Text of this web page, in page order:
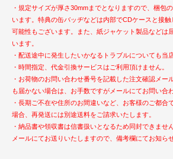
・規定サイズが厚さ30mmまでとなりますので、梱包
います。特典の缶バッヂなどは内部でCDケースと接
可能性もございます。また、紙ジャケット製品などは
います。
・配送途中に発生したいかなるトラブルについても当
・時間指定、代金引換サービスはご利用頂けません。
・お荷物のお問い合わせ番号を記載した注文確認メー
も届かない場合は、お手数ですがメールにてお問い合
・長期ご不在や住所のお間違いなど、お客様のご都合
場合、再発送には別途送料をご請求いたします。
・納品書や領収書は信書扱いとなるため同封できませ
メールにてお送りいたしますので、備考欄にてお知ら